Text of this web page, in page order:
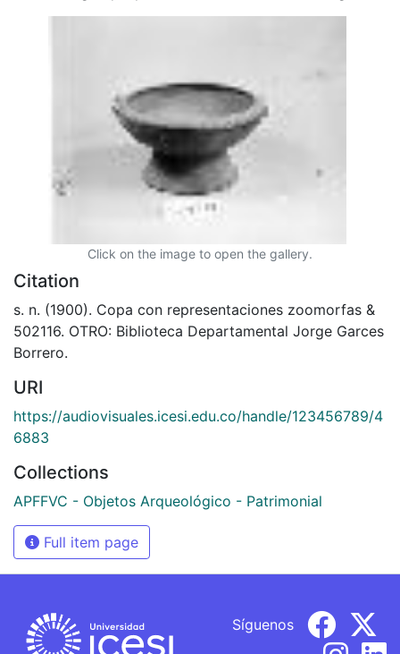
Click on the image to open the gallery.
Citation
s. n. (1900). Copa con representaciones zoomorfas &
502116. OTRO: Biblioteca Departamental Jorge Garces
Borrero.
URI
https://audiovisuales.icesi.edu.co/handle/123456789/4
6883
Collections
APFFVC - Objetos Arqueológico - Patrimonial
Full item page
Síguenos